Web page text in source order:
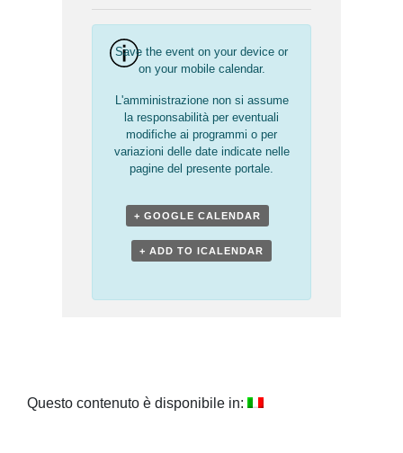
Save the event on your device or
on your mobile calendar.
L'amministrazione non si assume
la responsabilità per eventuali
modifiche ai programmi o per
variazioni delle date indicate nelle
pagine del presente portale.
+ GOOGLE CALENDAR
+ ADD TO ICALENDAR
Questo contenuto è disponibile in: